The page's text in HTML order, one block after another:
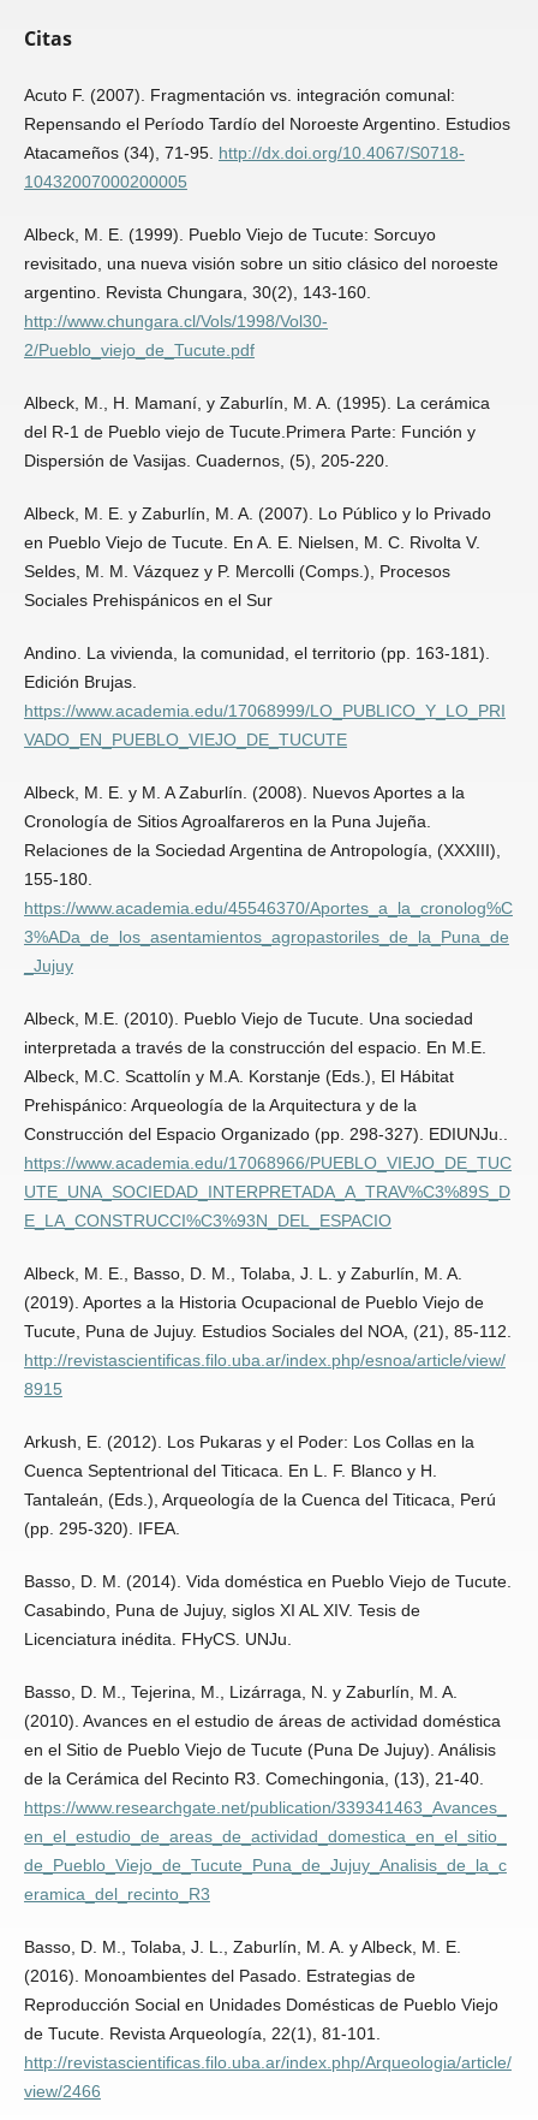
Citas
Acuto F. (2007). Fragmentación vs. integración comunal:
Repensando el Período Tardío del Noroeste Argentino. Estudios
Atacameños (34), 71-95. http://dx.doi.org/10.4067/S0718-
10432007000200005
Albeck, M. E. (1999). Pueblo Viejo de Tucute: Sorcuyo
revisitado, una nueva visión sobre un sitio clásico del noroeste
argentino. Revista Chungara, 30(2), 143-160.
http://www.chungara.cl/Vols/1998/Vol30-
2/Pueblo_viejo_de_Tucute.pdf
Albeck, M., H. Mamaní, y Zaburlín, M. A. (1995). La cerámica
del R-1 de Pueblo viejo de Tucute.Primera Parte: Función y
Dispersión de Vasijas. Cuadernos, (5), 205-220.
Albeck, M. E. y Zaburlín, M. A. (2007). Lo Público y lo Privado
en Pueblo Viejo de Tucute. En A. E. Nielsen, M. C. Rivolta V.
Seldes, M. M. Vázquez y P. Mercolli (Comps.), Procesos
Sociales Prehispánicos en el Sur
Andino. La vivienda, la comunidad, el territorio (pp. 163-181).
Edición Brujas.
https://www.academia.edu/17068999/LO_PUBLICO_Y_LO_PRI
VADO_EN_PUEBLO_VIEJO_DE_TUCUTE
Albeck, M. E. y M. A Zaburlín. (2008). Nuevos Aportes a la
Cronología de Sitios Agroalfareros en la Puna Jujeña.
Relaciones de la Sociedad Argentina de Antropología, (XXXIII),
155-180.
https://www.academia.edu/45546370/Aportes_a_la_cronolog%C
3%ADa_de_los_asentamientos_agropastoriles_de_la_Puna_de
_Jujuy
Albeck, M.E. (2010). Pueblo Viejo de Tucute. Una sociedad
interpretada a través de la construcción del espacio. En M.E.
Albeck, M.C. Scattolín y M.A. Korstanje (Eds.), El Hábitat
Prehispánico: Arqueología de la Arquitectura y de la
Construcción del Espacio Organizado (pp. 298-327). EDIUNJu..
https://www.academia.edu/17068966/PUEBLO_VIEJO_DE_TUC
UTE_UNA_SOCIEDAD_INTERPRETADA_A_TRAV%C3%89S_D
E_LA_CONSTRUCCI%C3%93N_DEL_ESPACIO
Albeck, M. E., Basso, D. M., Tolaba, J. L. y Zaburlín, M. A.
(2019). Aportes a la Historia Ocupacional de Pueblo Viejo de
Tucute, Puna de Jujuy. Estudios Sociales del NOA, (21), 85-112.
http://revistascientificas.filo.uba.ar/index.php/esnoa/article/view/
8915
Arkush, E. (2012). Los Pukaras y el Poder: Los Collas en la
Cuenca Septentrional del Titicaca. En L. F. Blanco y H.
Tantaleán, (Eds.), Arqueología de la Cuenca del Titicaca, Perú
(pp. 295-320). IFEA.
Basso, D. M. (2014). Vida doméstica en Pueblo Viejo de Tucute.
Casabindo, Puna de Jujuy, siglos XI AL XIV. Tesis de
Licenciatura inédita. FHyCS. UNJu.
Basso, D. M., Tejerina, M., Lizárraga, N. y Zaburlín, M. A.
(2010). Avances en el estudio de áreas de actividad doméstica
en el Sitio de Pueblo Viejo de Tucute (Puna De Jujuy). Análisis
de la Cerámica del Recinto R3. Comechingonia, (13), 21-40.
https://www.researchgate.net/publication/339341463_Avances_
en_el_estudio_de_areas_de_actividad_domestica_en_el_sitio_
de_Pueblo_Viejo_de_Tucute_Puna_de_Jujuy_Analisis_de_la_c
eramica_del_recinto_R3
Basso, D. M., Tolaba, J. L., Zaburlín, M. A. y Albeck, M. E.
(2016). Monoambientes del Pasado. Estrategias de
Reproducción Social en Unidades Domésticas de Pueblo Viejo
de Tucute. Revista Arqueología, 22(1), 81-101.
http://revistascientificas.filo.uba.ar/index.php/Arqueologia/article/
view/2466